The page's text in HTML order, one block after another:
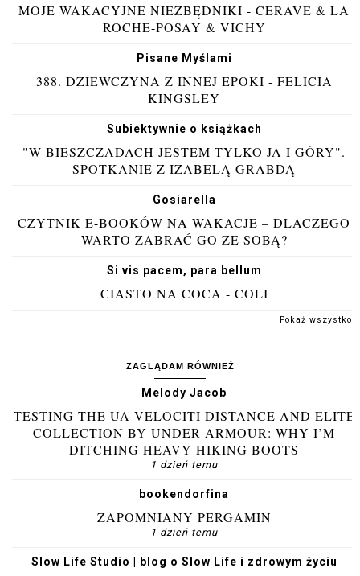
MOJE WAKACYJNE NIEZBĘDNIKI - CERAVE & LA
ROCHE-POSAY & VICHY
Pisane Myślami
388. DZIEWCZYNA Z INNEJ EPOKI - FELICIA
KINGSLEY
Subiektywnie o książkach
"W BIESZCZADACH JESTEM TYLKO JA I GÓRY".
SPOTKANIE Z IZABELĄ GRABDĄ
Gosiarella
CZYTNIK E-BOOKÓW NA WAKACJE – DLACZEGO
WARTO ZABRAĆ GO ZE SOBĄ?
Si vis pacem, para bellum
CIASTO NA COCA - COLI
Pokaż wszystko
ZAGLĄDAM RÓWNIEŻ
Melody Jacob
TESTING THE UA VELOCITI DISTANCE AND ELITE
COLLECTION BY UNDER ARMOUR: WHY I’M
DITCHING HEAVY HIKING BOOTS
1 dzień temu
bookendorfina
ZAPOMNIANY PERGAMIN
1 dzień temu
Slow Life Studio | blog o Slow Life i zdrowym życiu